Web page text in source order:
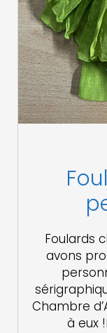
Foulards
avons
Chambre
à eux